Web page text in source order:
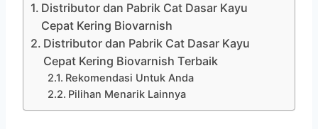
Distributor dan Pabrik Cat Dasar Kayu
Cepat Kering Biovarnish
Distributor dan Pabrik Cat Dasar Kayu
Cepat Kering Biovarnish Terbaik
Rekomendasi Untuk Anda
Pilihan Menarik Lainnya